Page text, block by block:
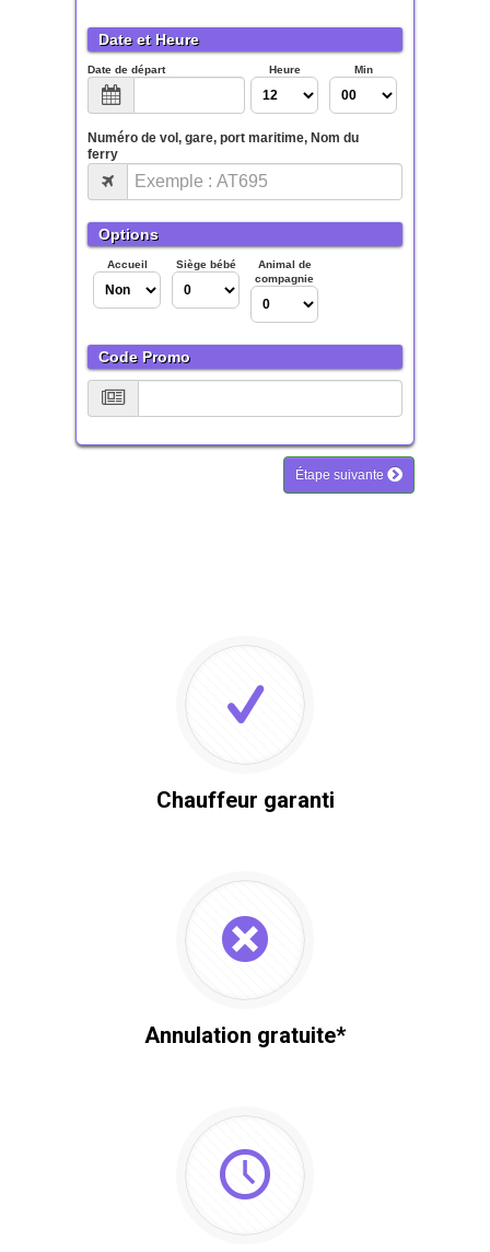
Chauffeur garanti
Annulation gratuite*